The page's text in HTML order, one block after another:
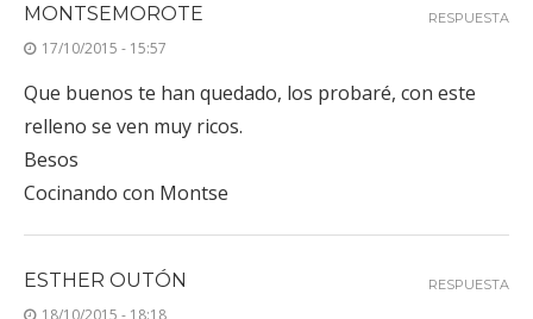
MONTSEMOROTE
17/10/2015 - 15:57
Que buenos te han quedado, los probaré, con este
relleno se ven muy ricos.
Besos
Cocinando con Montse
RESPUESTA
ESTHER OUTÓN
18/10/2015 - 18:18
RESPUESTA